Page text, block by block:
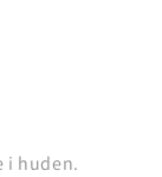
i huden.